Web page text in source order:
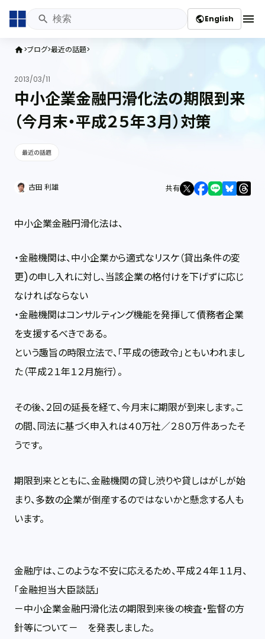
publicEnglish menu
home ブログ 最近の話題
2013/03/11
中小企業金融円滑化法の期限到来
（今月末・平成２５年３月）対策
最近の話題
古田 利雄 共有
中小企業金融円滑化法は、
・金融機関は、中小企業から適式なリスケ（貸出条件の変
更)の申し入れに対し、当該企業の格付けを下げずに応じ
なければならない
・金融機関はコンサルティング機能を発揮して債務者企業
を支援するべきである。
という趣旨の時限立法で、「平成の徳政令」ともいわれまし
た（平成２１年１２月施行）。
その後、２回の延長を経て、今月末に期限が到来します。こ
の間、同法に基づく申入れは４０万社／２８０万件あったそ
うです。
期限到来とともに、金融機関の貸し渋りや貸しはがしが始
まり、多数の企業が倒産するのではないかと懸念する人も
います。
金融庁は、このような不安に応えるため、平成２４年１１月、
「金融担当大臣談話」
－中小企業金融円滑化法の期限到来後の検査・監督の方
針等について－ を発表しました。